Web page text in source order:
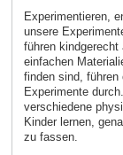
Experimentieren,
unsere
führen
einfachen
finden sind, führen
Experimente
verschiedene
Kinder lernen,
zu fassen.